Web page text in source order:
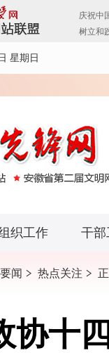
星期日
织工作 干部
闻 热点关注
协十